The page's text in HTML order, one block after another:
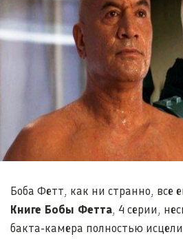
Боба Фетт, как ни странно,
Книге Бобы Фетта, 4 серии,
бакта-камера полностью